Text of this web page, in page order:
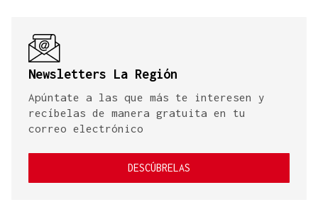
Newsletters La Región
Apúntate a las que más te interesen y
recíbelas de manera gratuita en tu
correo electrónico
DESCÚBRELAS